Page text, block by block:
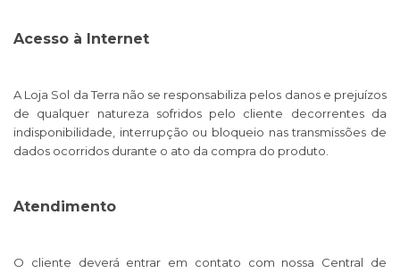
Acesso à Internet
A Loja Sol da Terra não se responsabiliza pelos danos e prejuízos
de qualquer natureza sofridos pelo cliente decorrentes da
indisponibilidade, interrupção ou bloqueio nas transmissões de
dados ocorridos durante o ato da compra do produto.
Atendimento
O cliente deverá entrar em contato com nossa Central de